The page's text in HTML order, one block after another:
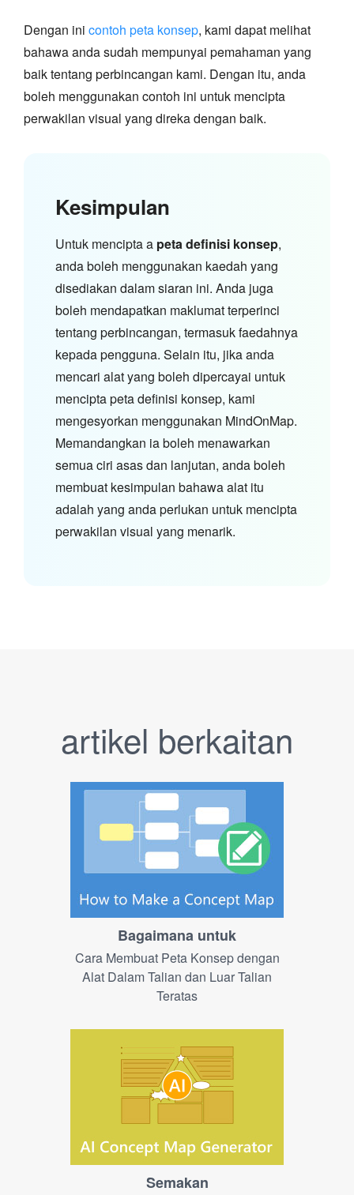
Dengan ini contoh peta konsep, kami dapat melihat
bahawa anda sudah mempunyai pemahaman yang
baik tentang perbincangan kami. Dengan itu, anda
boleh menggunakan contoh ini untuk mencipta
perwakilan visual yang direka dengan baik.
Kesimpulan
Untuk mencipta a peta definisi konsep,
anda boleh menggunakan kaedah yang
disediakan dalam siaran ini. Anda juga
boleh mendapatkan maklumat terperinci
tentang perbincangan, termasuk faedahnya
kepada pengguna. Selain itu, jika anda
mencari alat yang boleh dipercayai untuk
mencipta peta definisi konsep, kami
mengesyorkan menggunakan MindOnMap.
Memandangkan ia boleh menawarkan
semua ciri asas dan lanjutan, anda boleh
membuat kesimpulan bahawa alat itu
adalah yang anda perlukan untuk mencipta
perwakilan visual yang menarik.
artikel berkaitan
Bagaimana untuk
Cara Membuat Peta Konsep dengan
Alat Dalam Talian dan Luar Talian
Teratas
Semakan